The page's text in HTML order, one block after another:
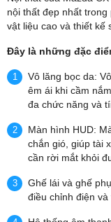
nội thất đẹp nhất
vật liệu cao và thiết kế
Đây là những đặc
Vô lăng bọc da:
êm ái khi cầm
đa chức năng và
Màn hình HUD:
chắn gió, giúp tài
cần rời mắt khỏi
Ghế lái và ghế
điều chỉnh điện